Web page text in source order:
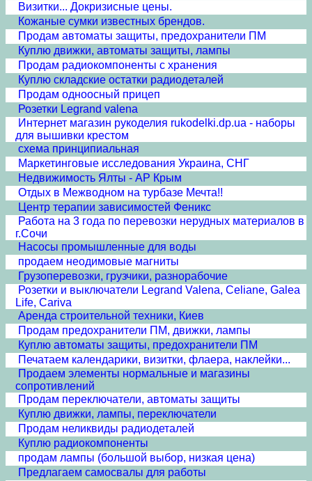
Визитки... Докризисные цены.
Кожаные сумки известных брендов.
Продам автоматы защиты, предохранители ПМ
Куплю движки, автоматы защиты, лампы
Продам радиокомпоненты с хранения
Куплю складские остатки радиодеталей
Продам одноосный прицеп
Розетки Legrand valena
Интернет магазин рукоделия rukodelki.dp.ua - наборы
для вышивки крестом
схема принципиальная
Маркетинговые исследования Украина, СНГ
Недвижимость Ялты - АР Крым
Отдых в Межводном на турбазе Мечта!!
Центр терапии зависимостей Феникс
Работа на 3 года по перевозки нерудных материалов в
г.Сочи
Насосы промышленные для воды
продаем неодимовые магниты
Грузоперевозки, грузчики, разнорабочие
Розетки и выключатели Legrand Valena, Celiane, Galea
Life, Cariva
Аренда строительной техники, Киев
Продам предохранители ПМ, движки, лампы
Куплю автоматы защиты, предохранители ПМ
Печатаем календарики, визитки, флаера, наклейки...
Продаем элементы нормальные и магазины
сопротивлений
Продам переключатели, автоматы защиты
Куплю движки, лампы, переключатели
Продам неликвиды радиодеталей
Куплю радиокомпоненты
продам лампы (большой выбор, низкая цена)
Предлагаем самосвалы для работы